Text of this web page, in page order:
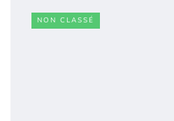
NON CLASSÉ